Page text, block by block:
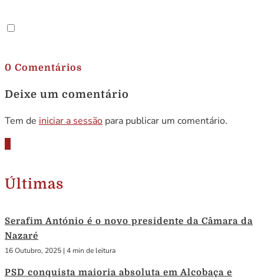
0 Comentários
Deixe um comentário
Tem de iniciar a sessão para publicar um comentário.
Últimas
Serafim António é o novo presidente da Câmara da
Nazaré
16 Outubro, 2025 | 4 min de leitura
PSD conquista maioria absoluta em Alcobaça e